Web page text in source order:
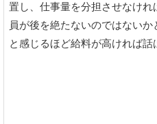
置し、仕事量を分担させなけ
員が後を絶たないのではない
と感じるほど給料が高ければ話